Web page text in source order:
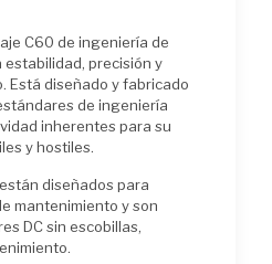
C60 de ingeniería de
precisión y
Está diseñado y fabricado
de ingeniería
inherentes para su
y hostiles.
diseñados para
mantenimiento y son
DC sin escobillas,